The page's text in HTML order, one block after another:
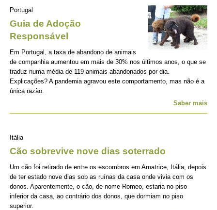
Portugal
Guia de Adoção
Responsável
Em Portugal, a taxa de abandono de animais
de companhia aumentou em mais de 30% nos últimos anos, o que se
traduz numa média de 119 animais abandonados por dia.
Explicações? A pandemia agravou este comportamento, mas não é a
única razão.
Saber mais
Itália
Cão sobrevive nove dias soterrado
Um cão foi retirado de entre os escombros em Amatrice, Itália, depois
de ter estado nove dias sob as ruínas da casa onde vivia com os
donos. Aparentemente, o cão, de nome Romeo, estaria no piso
inferior da casa, ao contrário dos donos, que dormiam no piso
superior.